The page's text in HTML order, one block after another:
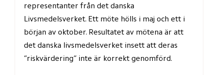
representanter från det danska
Livsmedelsverket. Ett möte hölls i maj och ett i
början av oktober. Resultatet av mötena är att
det danska livsmedelsverket insett att deras
”riskvärdering” inte är korrekt genomförd.